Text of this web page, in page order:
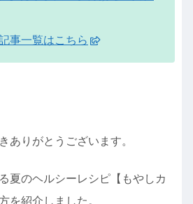
事一覧はこちら
ありがとうございます。
夏のヘルシーレシピ【もやしカ
を紹介しました。